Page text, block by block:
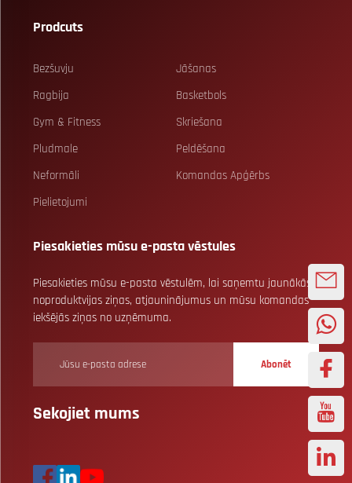
Prodcuts
Bezšuvju
Jāšanas
Ragbija
Basketbols
Gym & Fitness
Skriešana
Pludmale
Peldēšana
Neformāli
Komandas Apģērbs
Pielietojumi
Piesakieties mūsu e-pasta vēstules
Piesakieties mūsu e-pasta vēstulēm, lai saņemtu jaunākās
noproduktvijas ziņas, atjauninājumus un mūsu komandas
iekšējās ziņas no uzņēmuma.
Abonēt
Sekojiet mums